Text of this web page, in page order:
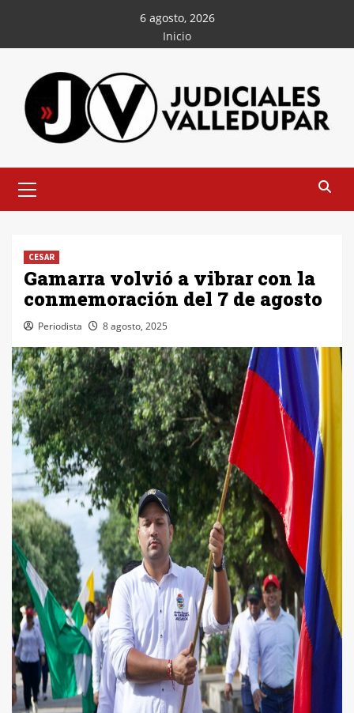
contenido
6 agosto, 2026
Inicio
principal
CESAR
Gamarra volvió a vibrar con la
conmemoración del 7 de agosto
Periodista 8 agosto, 2025